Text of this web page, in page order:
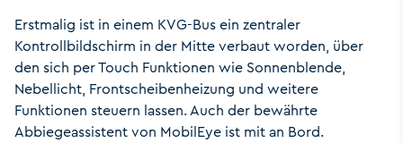
Erstmalig ist in einem KVG-Bus ein zentraler
Kontrollbildschirm in der Mitte verbaut worden, über
den sich per Touch Funktionen wie Sonnenblende,
Nebellicht, Frontscheibenheizung und weitere
Funktionen steuern lassen. Auch der bewährte
Abbiegeassistent von MobilEye ist mit an Bord.